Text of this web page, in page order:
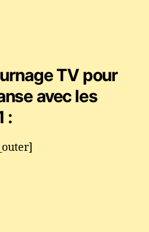
TV pour
avec les
: